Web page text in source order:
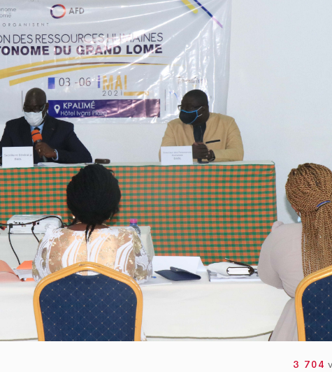
3 704
de la fête du
au District Autonome
Grand Lomé
Mai 2026
3è réunion du CC-DAGL
bilan des inondations,
potable et marquage
au cœur des discussions